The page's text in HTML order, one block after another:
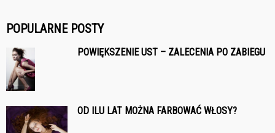
POPULARNE POSTY
POWIĘKSZENIE UST – ZALECENIA PO ZABIEGU
OD ILU LAT MOŻNA FARBOWAĆ WŁOSY?